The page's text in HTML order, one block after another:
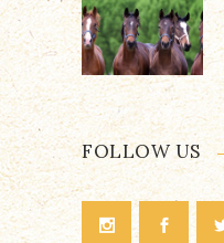
FOLLOW US